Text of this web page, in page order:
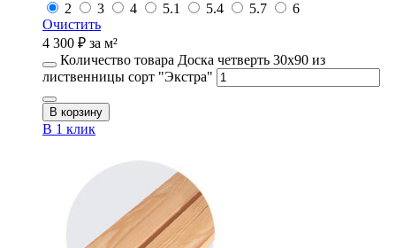
2 3 4 5.1 5.4 5.7
6
Очистить
4 300 ₽ за м²
Количество товара Доска четверть 30х90 из
лиственницы сорт "Экстра"
В корзину
В 1 клик